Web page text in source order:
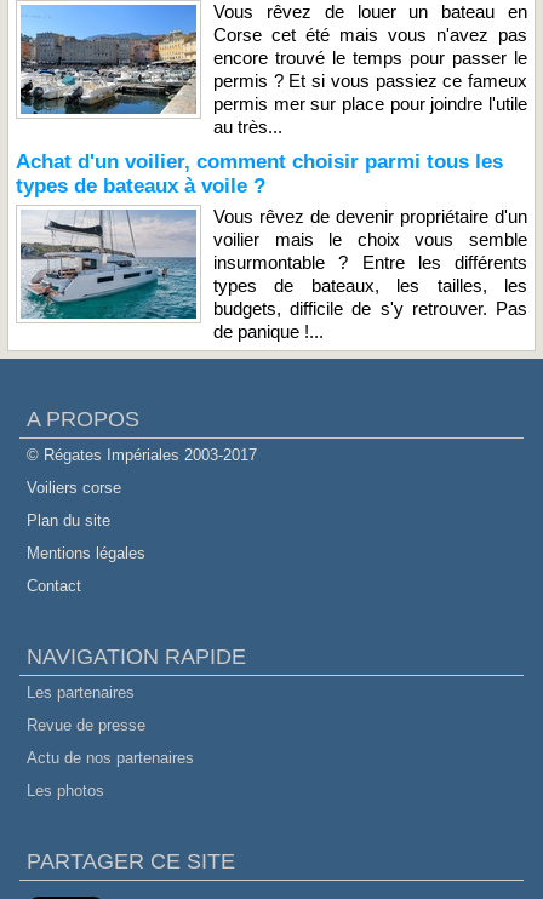
Vous rêvez de louer un bateau en
Corse cet été mais vous n'avez pas
encore trouvé le temps pour passer le
permis ? Et si vous passiez ce fameux
permis mer sur place pour joindre l'utile
au très...
Achat d'un voilier, comment choisir parmi tous les
types de bateaux à voile ?
Vous rêvez de devenir propriétaire d'un
voilier mais le choix vous semble
insurmontable ? Entre les différents
types de bateaux, les tailles, les
budgets, difficile de s'y retrouver. Pas
de panique !...
A PROPOS
© Régates Impériales 2003-2017
Voiliers corse
Plan du site
Mentions légales
Contact
NAVIGATION RAPIDE
Les partenaires
Revue de presse
Actu de nos partenaires
Les photos
PARTAGER CE SITE